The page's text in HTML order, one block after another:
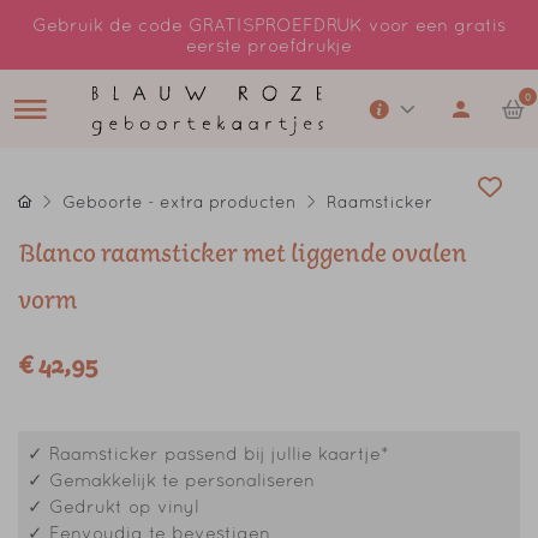
Gebruik de code GRATISPROEFDRUK voor een gratis
eerste proefdrukje
0
Geboorte - extra producten Raamsticker
Blanco raamsticker met liggende ovalen
vorm
€ 42,95
✓ Raamsticker passend bij jullie kaartje*
✓ Gemakkelijk te personaliseren
✓ Gedrukt op vinyl
✓ Eenvoudig te bevestigen